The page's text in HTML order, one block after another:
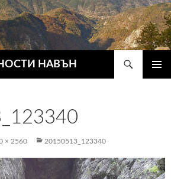
НАВЪН
× 2560 20150513_123340